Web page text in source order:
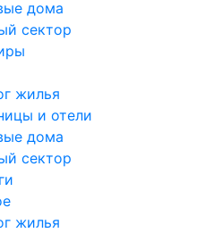
дома
сектор
жилья
и отели
дома
сектор
жилья